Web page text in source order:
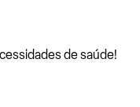
de saúde!